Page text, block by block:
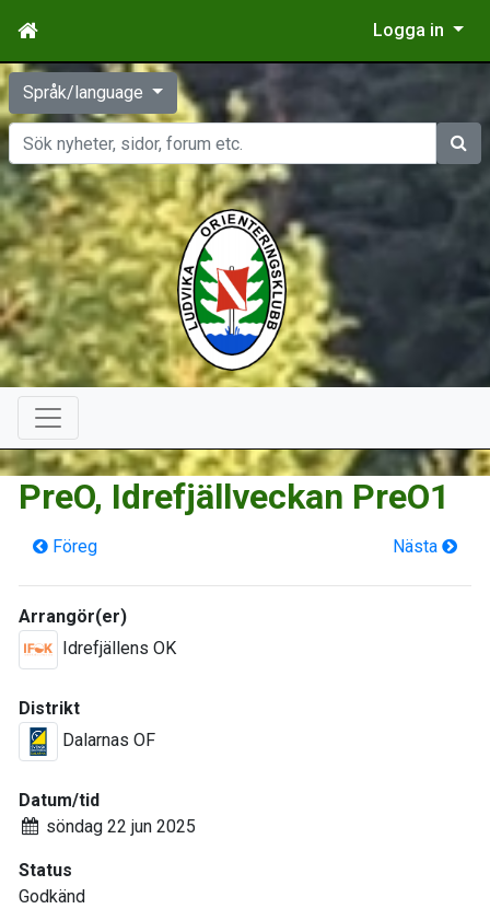
Logga in
Språk/language
Sök
PreO, Idrefjällveckan PreO1
Föreg Nästa
Arrangör(er)
Idrefjällens OK
Distrikt
Dalarnas OF
Datum/tid
söndag 22 jun 2025
Status
Godkänd